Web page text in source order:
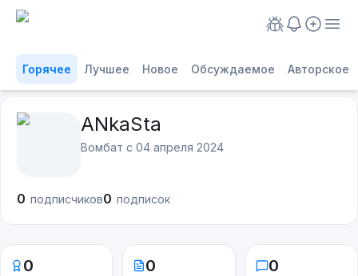
Горячее Лучшее Новое Обсуждаемое Авторское
ANkaSta
Вомбат с 04 апреля 2024
0 подписчиков0 подписок
0 0 0